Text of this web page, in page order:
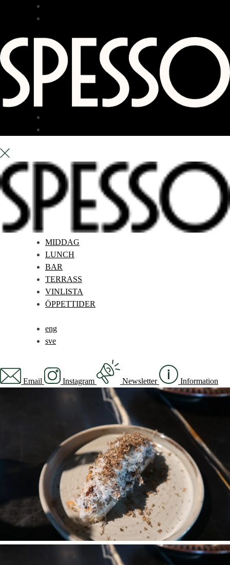
MIDDAG
LUNCH
BAR
TERRASS
VINLISTA
ÖPPETTIDER
eng
sve
Email Instagram Newsletter Information